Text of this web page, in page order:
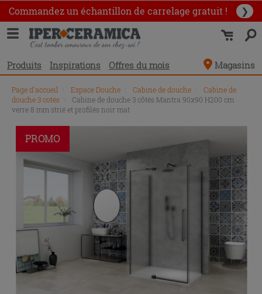
Commandez un échantillon de carrelage gratuit ! ❯
Produits Inspirations Offres du mois Magasins
Page d'accueil Espace Douche Cabine de douche
Cabine de
douche 3 cotés
Cabine de douche 3 côtés Mantra 90x90 H200 cm
verre 8 mm strié et profilés noir mat
PROMO